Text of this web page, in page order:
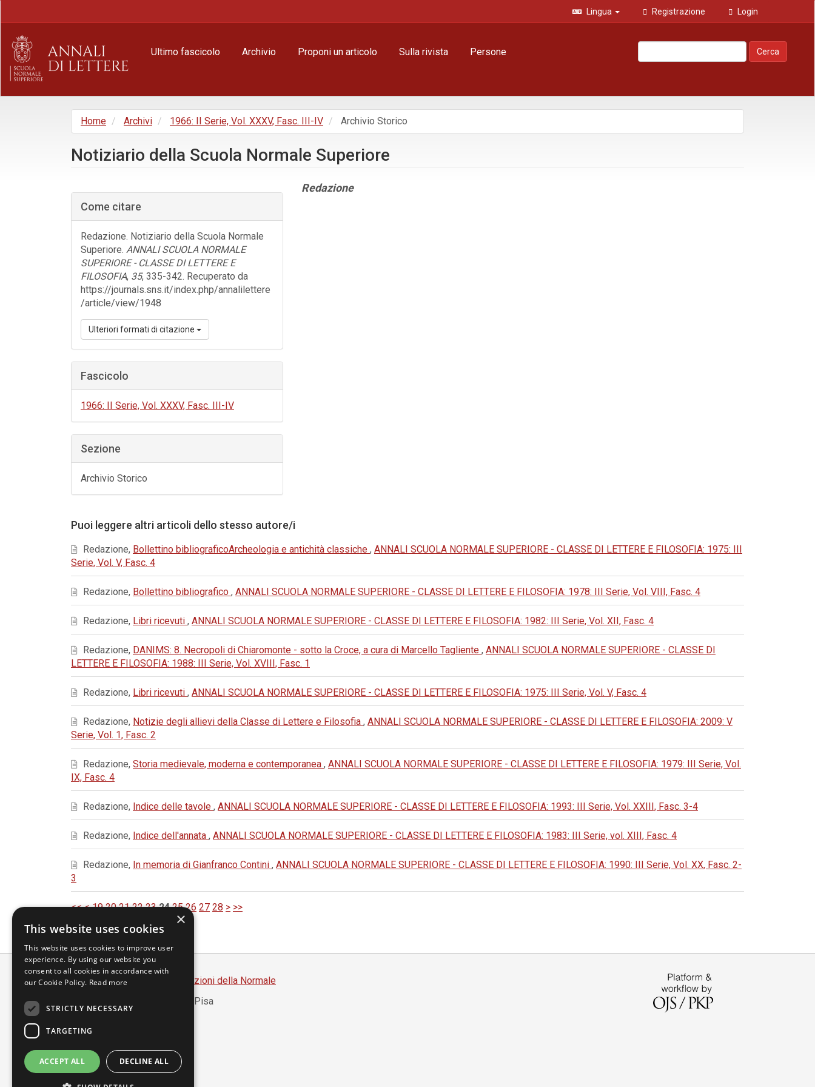
principale
Barra
laterale
Lingua Registrazione Login
Ultimo fascicolo Archivio Proponi un articolo Sulla rivista Persone Cerca
Home Archivi 1966: II Serie, Vol. XXXV, Fasc. III-IV Archivio Storico
Notiziario della Scuola Normale Superiore
laterale
dell'articolo
Come citare
Redazione. Notiziario della Scuola Normale
Superiore. ANNALI SCUOLA NORMALE
SUPERIORE - CLASSE DI LETTERE E
FILOSOFIA, 35, 335-342. Recuperato da
https://journals.sns.it/index.php/annalilettere
/article/view/1948
Ulteriori formati di citazione
Fascicolo
1966: II Serie, Vol. XXXV, Fasc. III-IV
Sezione
Archivio Storico
Contenuto
Redazione
Puoi leggere altri articoli dello stesso autore/i
Redazione, Bollettino bibliograficoArcheologia e antichità classiche , ANNALI SCUOLA NORMALE SUPERIORE - CLASSE DI LETTERE E FILOSOFIA: 1975: III
Serie, Vol. V, Fasc. 4
Redazione, Bollettino bibliografico , ANNALI SCUOLA NORMALE SUPERIORE - CLASSE DI LETTERE E FILOSOFIA: 1978: III Serie, Vol. VIII, Fasc. 4
Redazione, Libri ricevuti , ANNALI SCUOLA NORMALE SUPERIORE - CLASSE DI LETTERE E FILOSOFIA: 1982: III Serie, Vol. XII, Fasc. 4
Redazione, DANIMS: 8. Necropoli di Chiaromonte - sotto la Croce, a cura di Marcello Tagliente , ANNALI SCUOLA NORMALE SUPERIORE - CLASSE DI
LETTERE E FILOSOFIA: 1988: III Serie, Vol. XVIII, Fasc. 1
Redazione, Libri ricevuti , ANNALI SCUOLA NORMALE SUPERIORE - CLASSE DI LETTERE E FILOSOFIA: 1975: III Serie, Vol. V, Fasc. 4
Redazione, Notizie degli allievi della Classe di Lettere e Filosofia , ANNALI SCUOLA NORMALE SUPERIORE - CLASSE DI LETTERE E FILOSOFIA: 2009: V
Serie, Vol. 1, Fasc. 2
Redazione, Storia medievale, moderna e contemporanea , ANNALI SCUOLA NORMALE SUPERIORE - CLASSE DI LETTERE E FILOSOFIA: 1979: III Serie, Vol.
IX, Fasc. 4
Redazione, Indice delle tavole , ANNALI SCUOLA NORMALE SUPERIORE - CLASSE DI LETTERE E FILOSOFIA: 1993: III Serie, Vol. XXIII, Fasc. 3-4
Redazione, Indice dell'annata , ANNALI SCUOLA NORMALE SUPERIORE - CLASSE DI LETTERE E FILOSOFIA: 1983: III Serie, vol. XIII, Fasc. 4
Redazione, In memoria di Gianfranco Contini , ANNALI SCUOLA NORMALE SUPERIORE - CLASSE DI LETTERE E FILOSOFIA: 1990: III Serie, Vol. XX, Fasc. 2-
3
<< < 19 20 21 22 23 24 25 26 27 28 > >>
Scuola Normale Superiore
Edizioni della Normale
Piazza dei Cavalieri, 7 - 56126 Pisa
Partita IVA 00420000507
segreteria.annali@sns.it
Accessibilità
×
This website uses cookies
This website uses cookies to improve user
experience. By using our website you
consent to all cookies in accordance with
our Cookie Policy. Read more
STRICTLY NECESSARY
TARGETING
ACCEPT ALL DECLINE ALL